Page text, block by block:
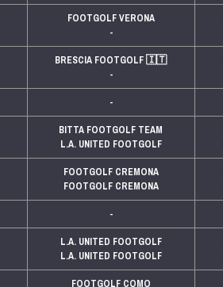
FOOTGOLF VERONA
-
BRESCIA FOOTGOLF🇮🇹
-
-
BITTA FOOTGOLF TEAM
L.A. UNITED FOOTGOLF
FOOTGOLF CREMONA
FOOTGOLF CREMONA
-
L.A. UNITED FOOTGOLF
L.A. UNITED FOOTGOLF